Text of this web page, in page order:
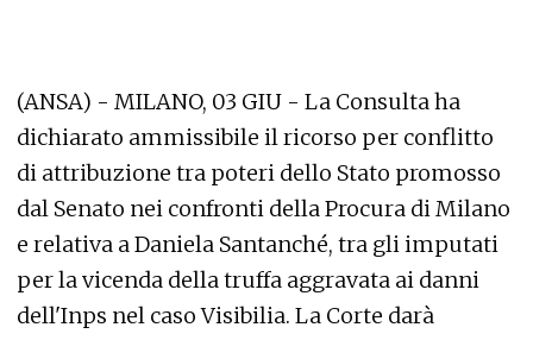
(ANSA) - MILANO, 03 GIU - La Consulta ha
dichiarato ammissibile il ricorso per conflitto
di attribuzione tra poteri dello Stato promosso
dal Senato nei confronti della Procura di Milano
e relativa a Daniela Santanché, tra gli imputati
per la vicenda della truffa aggravata ai danni
dell'Inps nel caso Visibilia. La Corte darà